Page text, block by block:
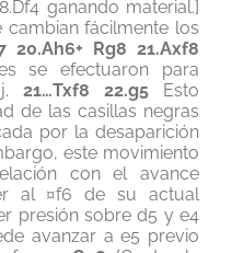
ganando material.]
cambian fácilmente los
20.Ah6+ Rg8 21.Axf8
se efectuaron para
21…Txf8 22.g5 Esto
de las casillas negras
por la desaparición
este movimiento
con el avance
al ¤f6 de su actual
presión sobre d5 y e4
avanzar a e5 previo